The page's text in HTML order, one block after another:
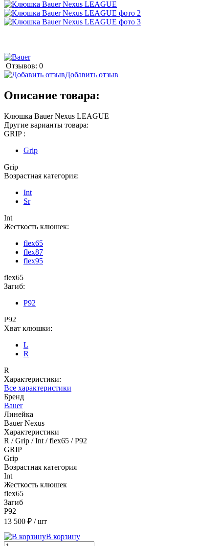
Отзывов: 0
Добавить отзыв
Описание товара:
Клюшка Bauer Nexus LEAGUE
Другие варианты товара:
GRIP :
Grip
Grip
Возрастная категория:
Int
Sr
Int
Жесткость клюшек:
flex65
flex87
flex95
flex65
Загиб:
P92
P92
Хват клюшки:
L
R
R
Характеристики:
Все характеристики
Бренд
Bauer
Линейка
Bauer Nexus
Характеристики
R / Grip / Int / flex65 / P92
GRIP
Grip
Возрастная категория
Int
Жесткость клюшек
flex65
Загиб
P92
13 500 ₽ / шт
В корзину